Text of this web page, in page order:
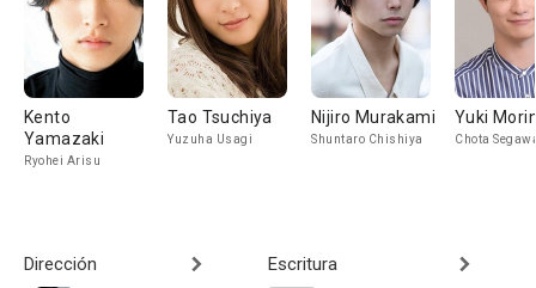
Kento
Yamazaki
Ryohei Arisu
Tao Tsuchiya
Yuzuha Usagi
Nijiro Murakami
Shuntaro Chishiya
Yuki
Chota
Dirección
Escritura